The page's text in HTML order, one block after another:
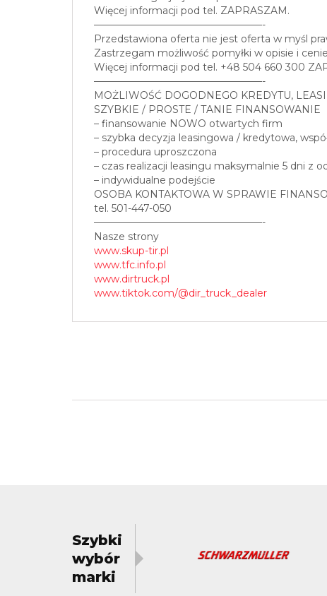
Więcej informacji pod tel. ZAPRASZAM.
—————————————————-
Przedstawiona oferta nie jest oferta w myśl
Zastrzegam możliwość pomyłki w opisie i
Więcej informacji pod tel. +48 504 660 300
—————————————————-
MOŻLIWOŚĆ DOGODNEGO KREDYTU,
SZYBKIE / PROSTE / TANIE FINANSOWANIE
– finansowanie NOWO otwartych firm
– szybka decyzja leasingowa / kredytowa,
– procedura uproszczona
– czas realizacji leasingu maksymalnie 5 dni z
– indywidualne podejście
OSOBA KONTAKTOWA W SPRAWIE
tel. 501-447-050
—————————————————-
Nasze strony
www.skup-tir.pl
www.tfc.info.pl
www.dirtruck.pl
www.tiktok.com/@dir_truck_dealer
Szybki
wybór
marki